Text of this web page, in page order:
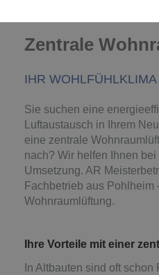
Zentrale
IHR
Sie suchen eine
Luftaustausch in Ihrem
eine zentrale
nach? Wir helfen Ihnen
Umsetzung. AR
Fachbetrieb aus Pohlheim
Wohnraumlüftung.
Ihre Vorteile mit einer
In Altbauten sind oft